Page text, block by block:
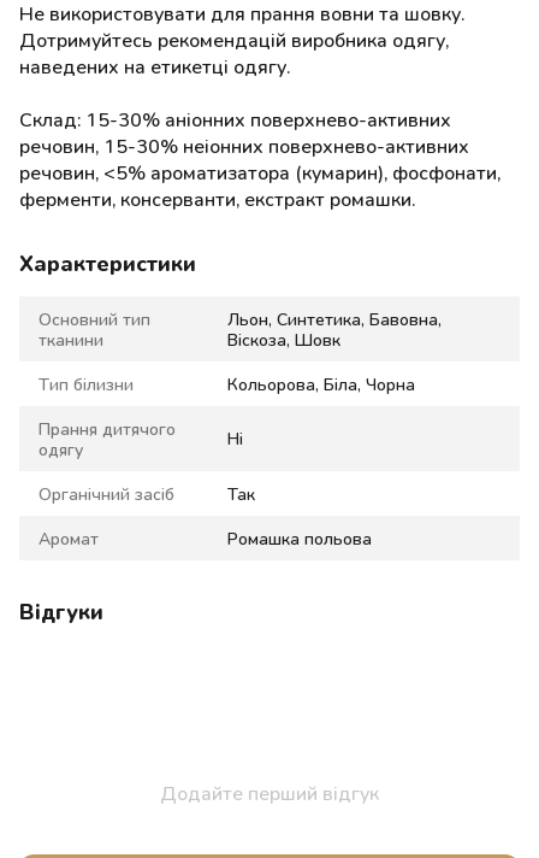
Не використовувати для прання вовни та шовку.
Дотримуйтесь рекомендацій виробника одягу,
наведених на етикетці одягу.
Склад: 15-30% аніонних поверхнево-активних
речовин, 15-30% неіонних поверхнево-активних
речовин, <5% ароматизатора (кумарин), фосфонати,
ферменти, консерванти, екстракт ромашки.
Характеристики
Основний тип
тканини
Льон, Синтетика, Бавовна,
Віскоза, Шовк
Тип білизни Кольорова, Біла, Чорна
Прання дитячого
одягу
Ні
Органічний засіб Так
Аромат Ромашка польова
Відгуки
Додайте перший відгук